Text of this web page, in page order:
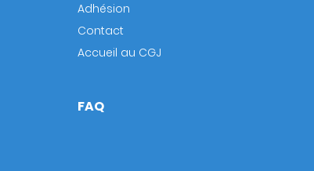
Adhésion
Contact
Accueil au CGJ
FAQ